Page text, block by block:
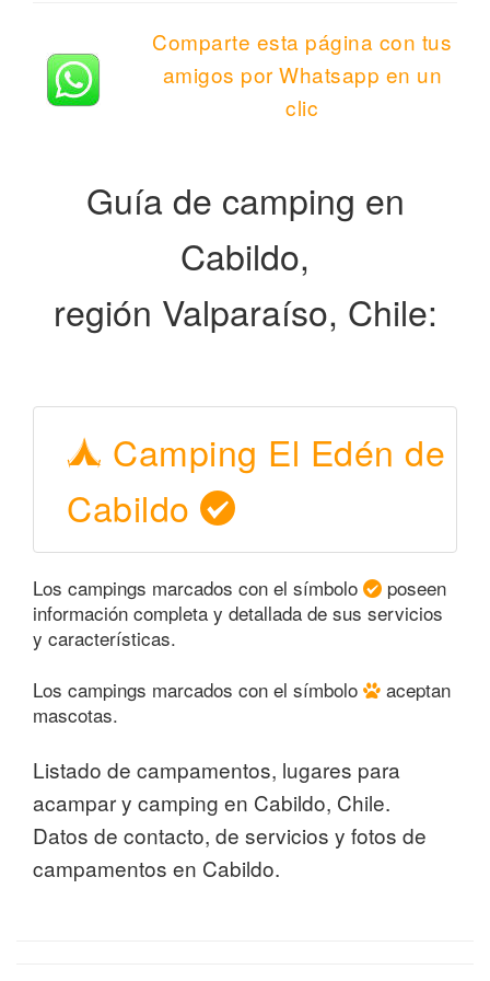
Comparte esta página con tus
amigos por Whatsapp en un
clic
Guía de camping en
Cabildo,
región Valparaíso, Chile:
Camping El Edén de
Cabildo
Los campings marcados con el símbolo
poseen
información completa y detallada de sus servicios
y características.
Los campings marcados con el símbolo
aceptan
mascotas.
Listado de campamentos, lugares para
acampar y camping en Cabildo, Chile.
Datos de contacto, de servicios y fotos de
campamentos en Cabildo.